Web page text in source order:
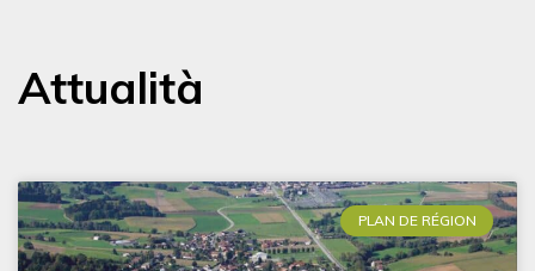
Attualità
PLAN DE RÉGION